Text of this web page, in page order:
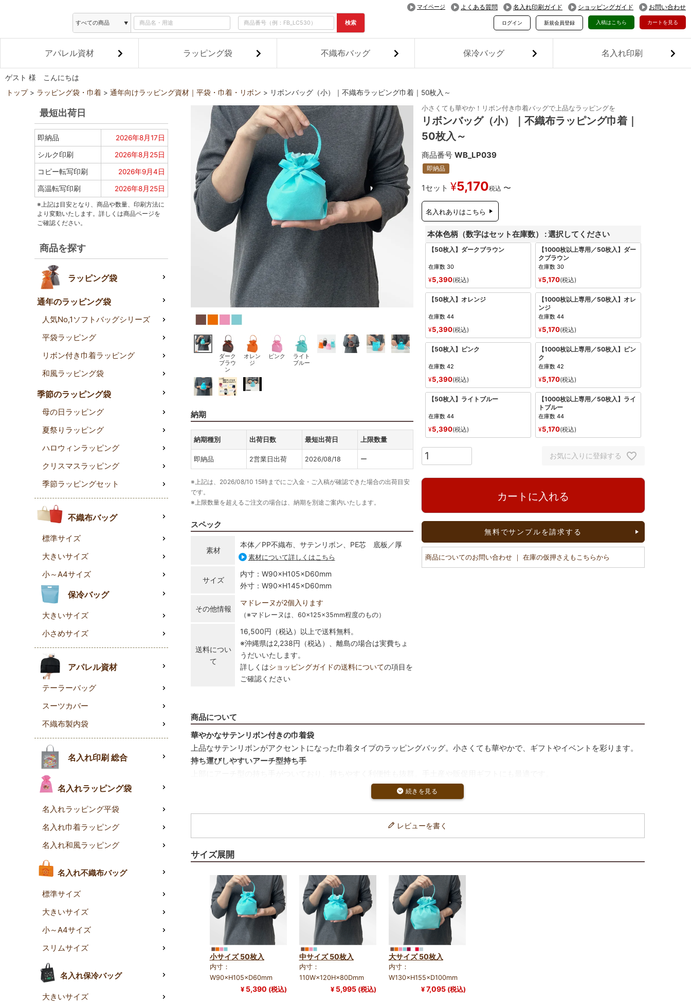
検索
マイページ よくある質問 名入れ印刷ガイド ショッピングガイド お問い合わせ
カートを見る
入稿はこちら
ログイン 新規会員登録
アパレル資材 ラッピング袋 不織布バッグ 保冷バッグ 名入れ印刷
ゲスト 様 こんにちは
トップ ラッピング袋・巾着 通年向けラッピング資材｜平袋・巾着・リボン リボンバッグ（小）｜不織布ラッピング巾着｜50枚入～
最短出荷日
即納品 2026年8月17日
シルク印刷 2026年8月25日
コピー転写印刷 2026年9月4日
高温転写印刷 2026年8月25日
※上記は目安となり、商品や数量、印刷方法に
より変動いたします。詳しくは商品ページを
ご確認ください。
商品を探す
ラッピング袋
通年のラッピング袋
人気No,1ソフトバッグシリーズ
平袋ラッピング
リボン付き巾着ラッピング
和風ラッピング袋
季節のラッピング袋
母の日ラッピング
夏祭りラッピング
ハロウィンラッピング
クリスマスラッピング
季節ラッピングセット
不織布バッグ
標準サイズ
大きいサイズ
小～A4サイズ
保冷バッグ
大きいサイズ
小さめサイズ
アパレル資材
テーラーバッグ
スーツカバー
不織布製内袋
名入れ印刷 総合
名入れラッピング袋
名入れラッピング平袋
名入れ巾着ラッピング
名入れ和風ラッピング
名入れ不織布バッグ
標準サイズ
大きいサイズ
小～A4サイズ
スリムサイズ
名入れ保冷バッグ
大きいサイズ
ダーク
ブラウ
ン
オレン
ジ
ピンク
ライト
ブルー
納期
納期種別 出荷日数 最短出荷日 上限数量
即納品 2営業日出荷 2026/08/18 ー
※上記は、2026/08/10 15時までにご入金・ご入稿が確認できた場合の出荷目安
です。
※上限数量を超えるご注文の場合は、納期を別途ご案内いたします。
スペック
素材
本体／PP不織布、サテンリボン、PE芯 底板／厚
素材について詳しくはこちら
サイズ
内寸：W90×H105×D60mm
外寸：W90×H145×D60mm
その他情報
マドレーヌが2個入ります
（※マドレーヌは、60×125×35mm程度のもの）
送料につい
て
16,500円（税込）以上で送料無料。
※沖縄県は2,238円（税込）、離島の場合は実費ちょ
うだいいたします。
詳しくはショッピングガイドの送料についての項目を
ご確認ください
小さくても華やか！リボン付き巾着バッグで上品なラッピングを
リボンバッグ（小）｜不織布ラッピング巾着｜
50枚入～
商品番号 WB_LP039
即納品
1セット ¥5,170税込 〜
名入れありはこちら
本体色柄（数字はセット在庫数） 選択してください
【50枚入】ダークブラウン
在庫数 30
¥5,390 税込
【1000枚以上専用／50枚入】ダー
クブラウン
在庫数 30
¥5,170 税込
【50枚入】オレンジ
在庫数 44
¥5,390 税込
【1000枚以上専用／50枚入】オレ
ンジ
在庫数 44
¥5,170 税込
【50枚入】ピンク
在庫数 42
¥5,390 税込
【1000枚以上専用／50枚入】ピン
ク
在庫数 42
¥5,170 税込
【50枚入】ライトブルー
在庫数 44
¥5,390 税込
【1000枚以上専用／50枚入】ライ
トブルー
在庫数 44
¥5,170 税込
お気に入りに登録する
カートに入れる
無料でサンプルを請求する
商品についてのお問い合わせ ｜ 在庫の仮押さえもこちらから
商品について
華やかなサテンリボン付きの巾着袋
上品なサテンリボンがアクセントになった巾着タイプのラッピングバッグ。小さくても華やかで、ギフトやイベントを彩ります。
持ち運びしやすいアーチ型持ち手
紐を引くだけでラッピングが完成。誰でも手軽に美しく仕上げることができます。
マドレーヌ2個が入る小サイズ
コンパクトながら収納力のあるサイズ感で、お菓子やミニコスメなどのラッピングに最適です。
選べる4色のカラーバリエーション
ダークブラウン、オレンジ、ピンク、ライトブルーの4色展開。シーンや用途に合わせて選べます。
通常ロット＆大口注文の選択が可能
50枚入りの通常ロットに加え、1000枚入りの大口注文も対応。用途に応じた購入が可能です。
サイズ展開
レビューを書く
サイズ展開
小サイズ 50枚入
内寸：
W90×H105×D60mm
¥ 5,390 (税込)
中サイズ 50枚入
内寸：
110W×120H×80Dmm
¥ 5,995 (税込)
大サイズ 50枚入
内寸：
W130×H155×D100mm
¥ 7,095 (税込)